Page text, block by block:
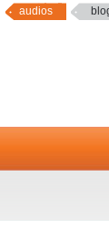
audios